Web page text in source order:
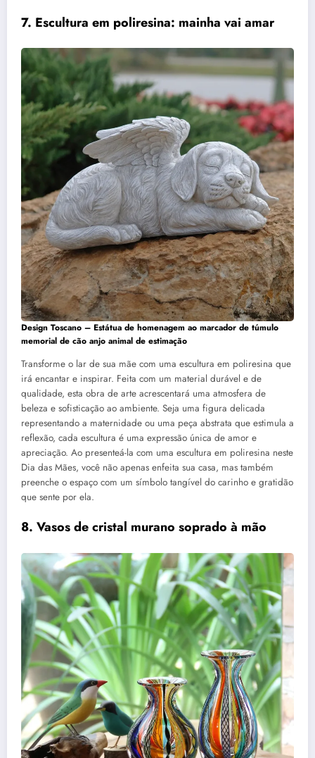
7. Escultura em poliresina: mainha vai amar
Design Toscano – Estátua de homenagem ao marcador de túmulo
memorial de cão anjo animal de estimação
Transforme o lar de sua mãe com uma escultura em poliresina que
irá encantar e inspirar. Feita com um material durável e de
qualidade, esta obra de arte acrescentará uma atmosfera de
beleza e sofisticação ao ambiente. Seja uma figura delicada
representando a maternidade ou uma peça abstrata que estimula a
reflexão, cada escultura é uma expressão única de amor e
apreciação. Ao presenteá-la com uma escultura em poliresina neste
Dia das Mães, você não apenas enfeita sua casa, mas também
preenche o espaço com um símbolo tangível do carinho e gratidão
que sente por ela.
8. Vasos de cristal murano soprado à mão